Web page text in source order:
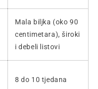
Mala biljka (oko 90
centimetara), široki
i debeli listovi
8 do 10 tjedana